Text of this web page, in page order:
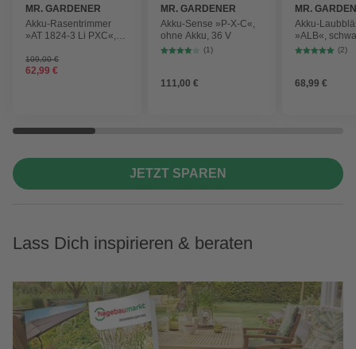
MR. GARDENER
Akku-Rasentrimmer
»AT 1824-3 Li PXC«,
109,00 €
62,99 €
MR. GARDENER
Akku-Sense »P-X-C«,
ohne Akku, 36 V
(1)
111,00 €
MR.
Akku-
»ALB«,
max.
(2)
68,99 €
JETZT SPAREN
Lass Dich inspirieren & beraten